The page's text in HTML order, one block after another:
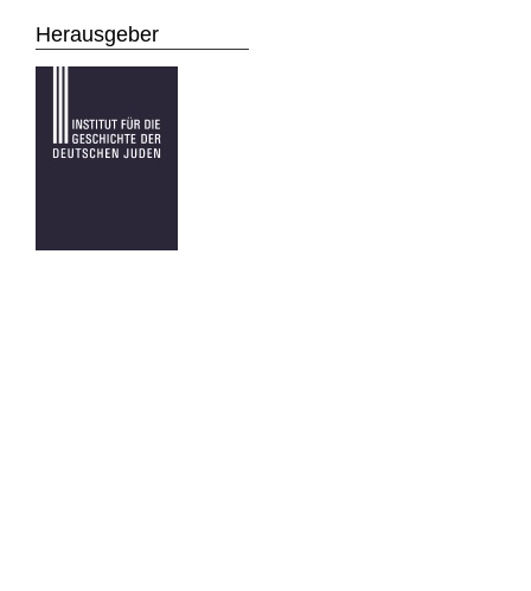
Herausgeber